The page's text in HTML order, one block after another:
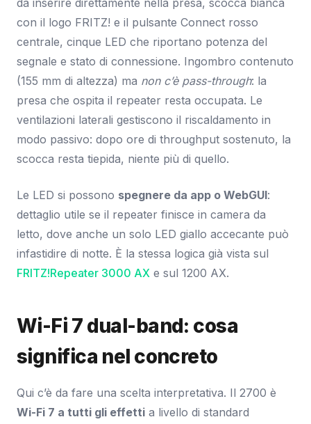
da inserire direttamente nella presa, scocca bianca
con il logo FRITZ! e il pulsante Connect rosso
centrale, cinque LED che riportano potenza del
segnale e stato di connessione. Ingombro contenuto
(155 mm di altezza) ma non c’è pass-through: la
presa che ospita il repeater resta occupata. Le
ventilazioni laterali gestiscono il riscaldamento in
modo passivo: dopo ore di throughput sostenuto, la
scocca resta tiepida, niente più di quello.
Le LED si possono spegnere da app o WebGUI:
dettaglio utile se il repeater finisce in camera da
letto, dove anche un solo LED giallo accecante può
infastidire di notte. È la stessa logica già vista sul
FRITZ!Repeater 3000 AX e sul 1200 AX.
Wi-Fi 7 dual-band: cosa
significa nel concreto
Qui c’è da fare una scelta interpretativa. Il 2700 è
Wi-Fi 7 a tutti gli effetti a livello di standard